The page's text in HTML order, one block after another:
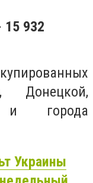
15 932
Донецкой,
и города
Украины